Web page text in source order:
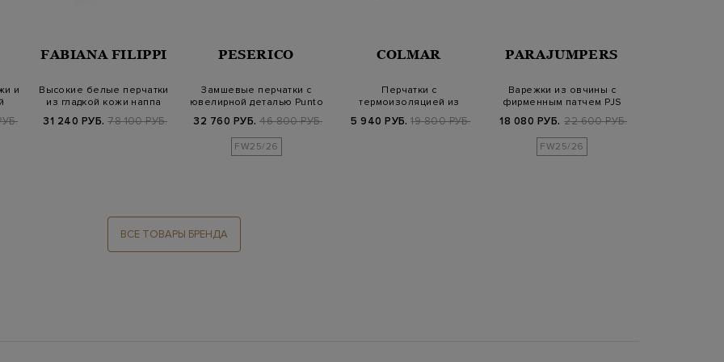
и
FABIANA FILIPPI
Высокие белые перчатки
из гладкой кожи наппа
31 240 РУБ. 78 100 РУБ.
PESERICO
Замшевые перчатки с
ювелирной деталью Punto
Luce
32 760 РУБ. 46 800 РУБ.
FW25/26
COLMAR
Перчатки с
термоизоляцией из
матовой ткани Teflon EcoE…
5 940 РУБ. 19 800 РУБ.
PARAJUMPERS
Варежки из овчины с
фирменным патчем PJS
18 080 РУБ. 22 600 РУБ.
FW25/26
ВСЕ ТОВАРЫ БРЕНДА